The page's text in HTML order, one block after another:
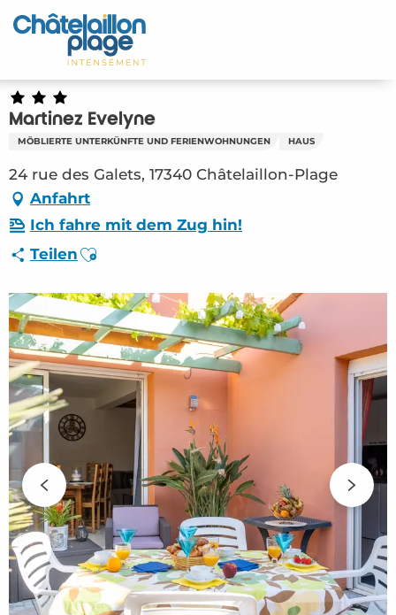
Aller
au
principal
Startseite - DE
Entdecken Sie
Aktivitäten
Zu leben
Treffpunkt
Ihr Aufenthalt - DE
HLO – Martinez Evelyne (Châtelaillon-Plage)
#5233535
Martinez Evelyne
MÖBLIERTE UNTERKÜNFTE UND FERIENWOHNUNGEN HAUS
24 rue des Galets, 17340 Châtelaillon-Plage
Anfahrt
Ich fahre mit dem Zug hin!
Teilen Ajouter aux favoris